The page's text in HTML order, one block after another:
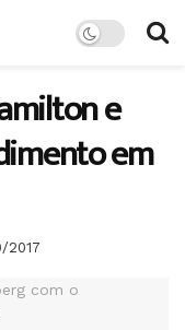
e
em
2017